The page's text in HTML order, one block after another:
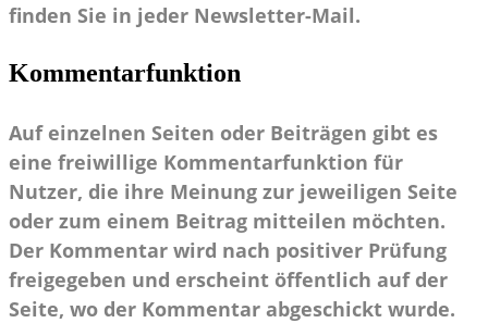
finden Sie in jeder Newsletter-Mail.
Kommentarfunktion
Auf einzelnen Seiten oder Beiträgen gibt es
eine freiwillige Kommentarfunktion für
Nutzer, die ihre Meinung zur jeweiligen Seite
oder zum einem Beitrag mitteilen möchten.
Der Kommentar wird nach positiver Prüfung
freigegeben und erscheint öffentlich auf der
Seite, wo der Kommentar abgeschickt wurde.